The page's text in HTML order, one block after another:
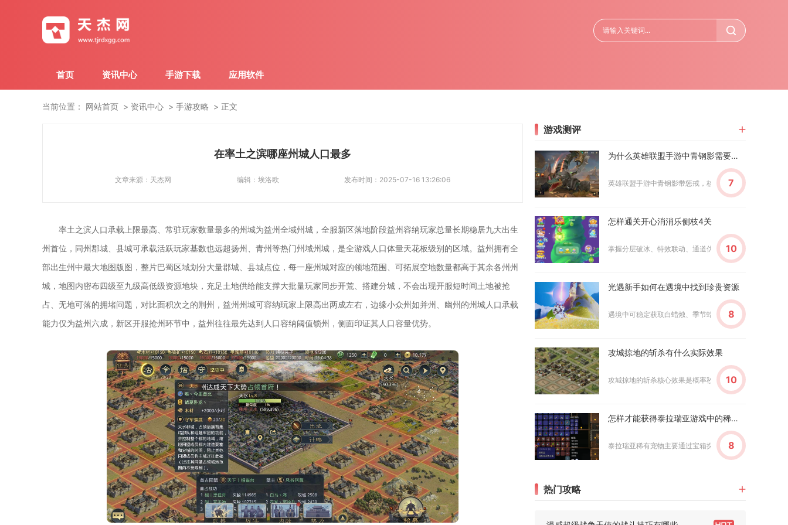
首页 资讯中心 手游下载 应用软件
当前位置： 网站首页 资讯中心 手游攻略 正文
在率土之滨哪座州城人口最多
文章来源： 天杰网 编辑： 埃洛欧 发布时间： 2025-07-16 13:26:06
率土之滨人口承载上限最高、常驻玩家数量最多的州城为益州全域州城，全服新区落地阶段益州容纳玩家总量长期稳居九大出生
州首位，同州郡城、县城可承载活跃玩家基数也远超扬州、青州等热门州域州城，是全游戏人口体量天花板级别的区域。益州拥有全
部出生州中最大地图版图，整片巴蜀区域划分大量郡城、县城点位，每一座州城对应的领地范围、可拓展空地数量都高于其余各州州
城，地图内密布四级至九级高低级资源地块，充足土地供给能支撑大批量玩家同步开荒、搭建分城，不会出现开服短时间土地被抢
占、无地可落的拥堵问题，对比面积次之的荆州，益州州城可容纳玩家上限高出两成左右，边缘小众州如并州、幽州的州城人口承载
能力仅为益州六成，新区开服抢州环节中，益州往往最先达到人口容纳阈值锁州，侧面印证其人口容量优势。
游戏测评
为什么英雄联盟手游中青钢影需要惩戒
英雄联盟手游中青钢影带惩戒，核心是为了适配打野定位
7
怎样通关开心消消乐侧枝4关
掌握分层破冰、特效联动、通道优先清理的思路，合理分
10
光遇新手如何在遇境中找到珍贵资源
遇境中可稳定获取白蜡烛、季节蜡烛、爱心、各类功能魔
8
攻城掠地的斩杀有什么实际效果
攻城掠地的斩杀核心效果是概率秒杀敌方整排兵力，不与
10
怎样才能获得泰拉瑞亚游戏中的稀有宠物
泰拉瑞亚稀有宠物主要通过宝箱探索、Boss击杀、特定环
8
热门攻略